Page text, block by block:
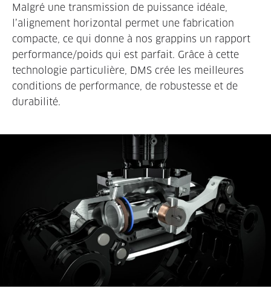
Malgré une transmission de puissance idéale,
l’alignement horizontal permet une fabrication
compacte, ce qui donne à nos grappins un rapport
performance/poids qui est parfait. Grâce à cette
technologie particulière, DMS crée les meilleures
conditions de performance, de robustesse et de
durabilité.